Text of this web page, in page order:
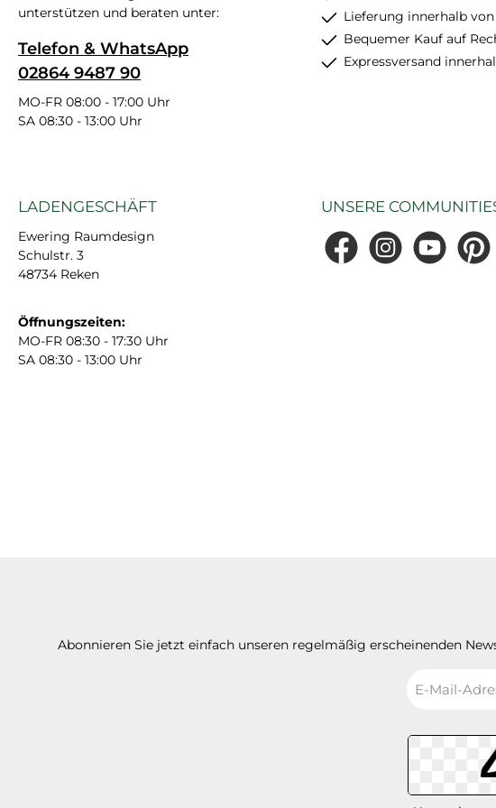
unterstützen und beraten unter:
Telefon & WhatsApp
02864 9487 90
MO-FR 08:00 - 17:00 Uhr
SA 08:30 - 13:00 Uhr
Lieferung innerhalb
Bequemer Kauf auf
Expressversand
LADENGESCHÄFT
Ewering Raumdesign
Schulstr. 3
48734 Reken
Öffnungszeiten:
MO-FR 08:30 - 17:30 Uhr
SA 08:30 - 13:00 Uhr
UNSERE
FacebookInstagramYouTube
Abonnieren Sie jetzt einfach unseren regelmäßig erscheinenden
Mail-
*